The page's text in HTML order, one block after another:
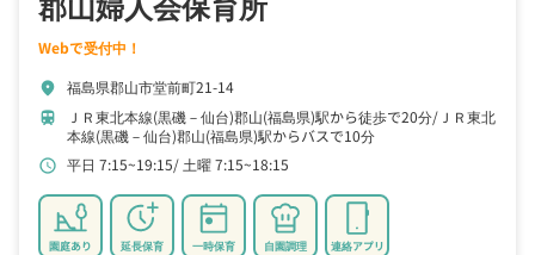
Webで受付中！
location_on 福島県郡山市堂前町21-14
train ＪＲ東北本線(黒磯－仙台)郡山(福島県)駅から徒歩で20分
ＪＲ東北
本線(黒磯－仙台)郡山(福島県)駅からバスで10分
schedule 平日 7:15~19:15 土曜 7:15~18:15
園庭あり 延長保育 一時保育 自園調理 連絡アプリ